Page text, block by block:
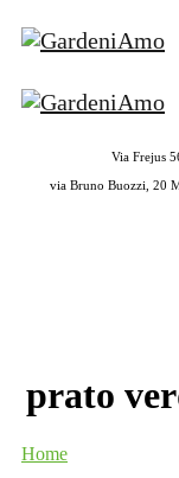
Via Frejus
via Bruno Buozzi, 20
prato
Home